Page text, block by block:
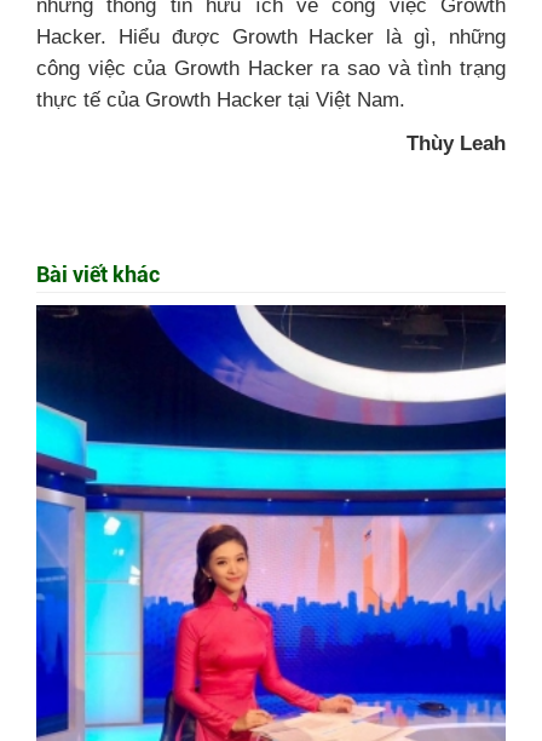
Hacker. Hiểu được Growth Hacker là gì, những
công việc của Growth Hacker ra sao và tình trạng
thực tế của Growth Hacker tại Việt Nam.
Thùy Leah
Bài viết khác